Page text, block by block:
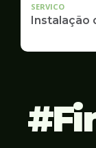
SERVICO
Instalação